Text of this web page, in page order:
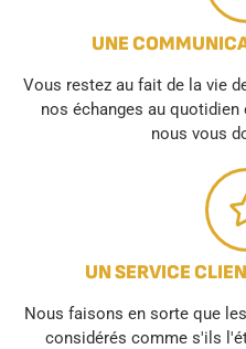
UNE
Vous restez au fait de la vie
nos échanges au
nous vous
UN SERVICE
Nous faisons en sorte que
considérés comme s'ils